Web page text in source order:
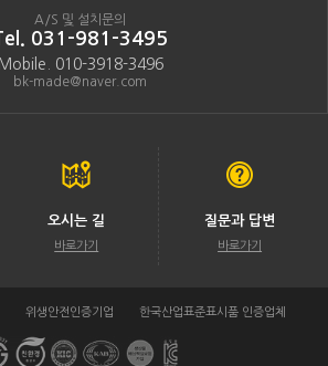
A/S 및 설치문의
031-981-3495
Mobile. 010-3918-3496
bk-made@naver.com
오시는 길
바로가기
질문과 답변
바로가기
위생안전인증기업 한국산업표준표시품 인증업체